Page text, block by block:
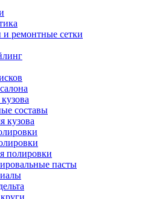
и ремонтные сетки
составы
кузова
полировки
пасты